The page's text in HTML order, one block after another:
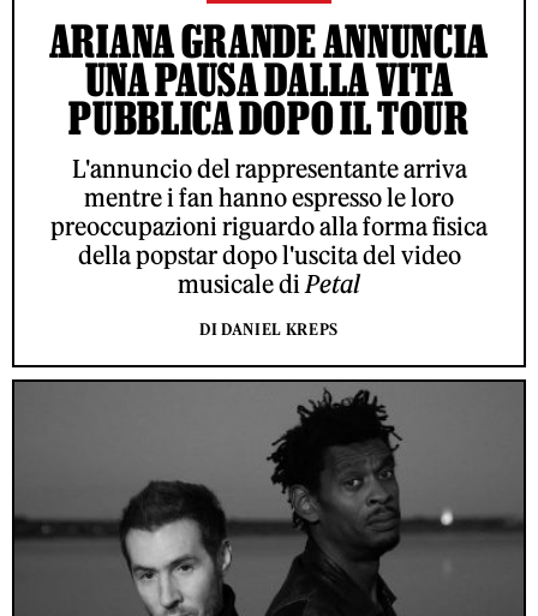
ARIANA GRANDE ANNUNCIA
UNA PAUSA DALLA VITA
PUBBLICA DOPO IL TOUR
L'annuncio del rappresentante arriva
mentre i fan hanno espresso le loro
preoccupazioni riguardo alla forma fisica
della popstar dopo l'uscita del video
musicale diPetal
DI DANIEL KREPS